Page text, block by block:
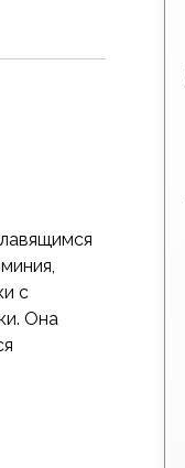
с
Она